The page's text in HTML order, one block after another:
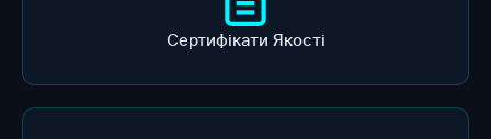
Сертифікати Якості